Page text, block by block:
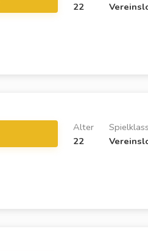
22
Alter
22